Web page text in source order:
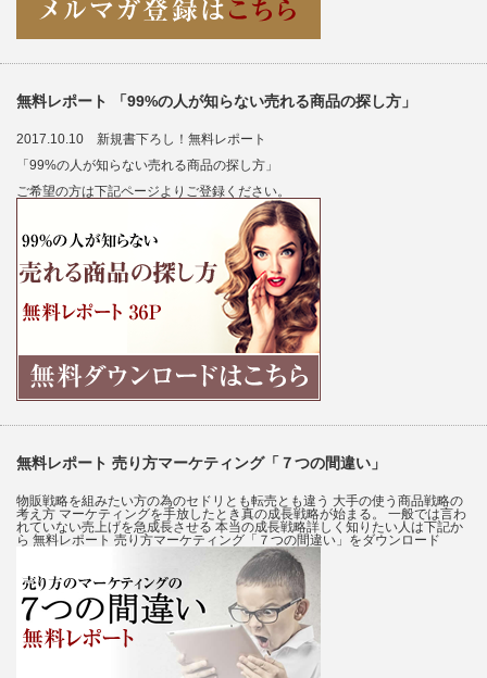
無料レポート 「99%の人が知らない売れる商品の探し方」
2017.10.10 新規書下ろし！無料レポート
「99%の人が知らない売れる商品の探し方」
ご希望の方は下記ページよりご登録ください。
無料レポート 売り方マーケティング「７つの間違い」
物販戦略を組みたい方の為のセドリとも転売とも違う 大手の使う商品戦略の
考え方 マーケティングを手放したとき真の成長戦略が始まる。 一般では言わ
れていない売上げを急成長させる 本当の成長戦略詳しく知りたい人は下記か
ら 無料レポート 売り方マーケティング「７つの間違い」をダウンロード